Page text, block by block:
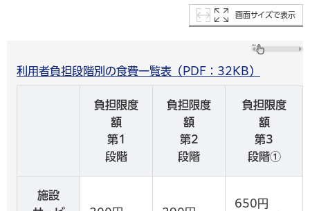
画面サイズで表示
利用者負担段階別の食費一覧表（PDF：32KB）
負担限度
額
第1
段階
負担限度
額
第2
段階
負担限度
額
第3
段階①
施設
650円